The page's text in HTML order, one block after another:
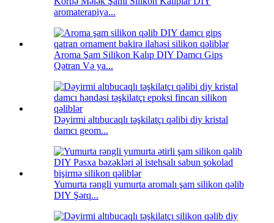
aromaterapiya...
Aroma Şam Silikon Kalıp DIY Damcı Gips
Qətran Və ya...
Dəyirmi altıbucaqlı təşkilatçı qəlibi diy kristal
damcı geom...
Yumurta rəngli yumurta aromalı şam silikon qəlib
DIY Şərq...